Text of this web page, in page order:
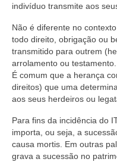
indivíduo transmite aos
Não é diferente no
todo direito, obrigação ou
transmitido para outrem
arrolamento ou testamento.
É comum que a herança
direitos) que uma
aos seus herdeiros ou
Para fins da incidência do
importa, ou seja, a
causa mortis. Em outras
grava a sucessão no